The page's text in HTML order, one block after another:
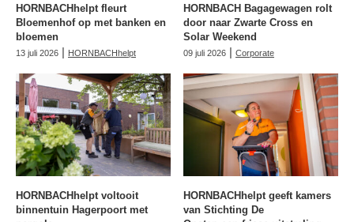
HORNBACHhelpt fleurt
Bloemenhof op met banken en
bloemen
13 juli 2026 | HORNBACHhelpt
HORNBACH Bagagewagen rolt
door naar Zwarte Cross en
Solar Weekend
09 juli 2026 | Corporate
HORNBACHhelpt voltooit
binnentuin Hagerpoort met
HORNBACHhelpt geeft kamers
van Stichting De